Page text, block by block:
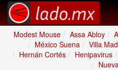
Modest Mouse
Assa Abloy
México Suena
Villa
Hernán Cortés
Henipavirus